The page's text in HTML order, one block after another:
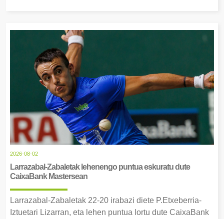
2026-08-02
Larrazabal-Zabaletak lehenengo puntua eskuratu dute
CaixaBank Mastersean
Larrazabal-Zabaletak 22-20 irabazi diete P.Etxeberria-
Iztuetari Lizarran, eta lehen puntua lortu dute CaixaBank